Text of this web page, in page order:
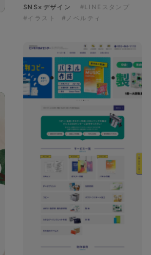
SNS×デザイン
#LINEスタンプ
#イラスト
#ノベルティ